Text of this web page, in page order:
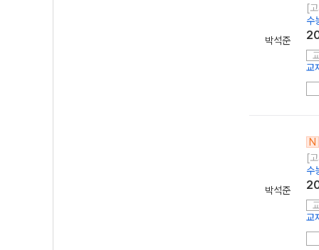
박석준
[
수
교
박석준
N
[
수
교